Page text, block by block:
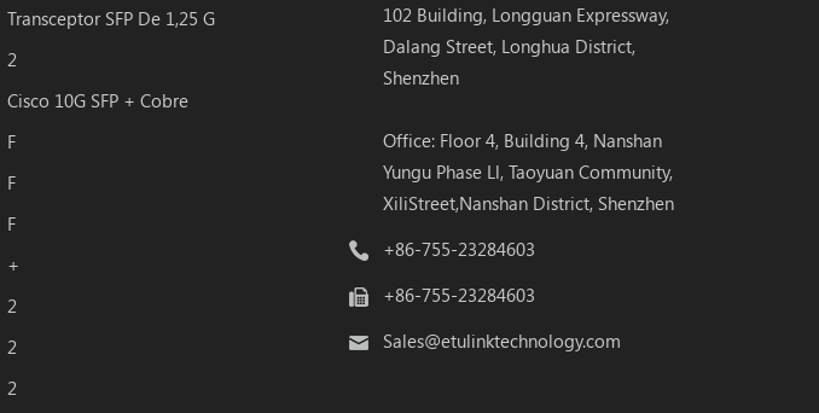
Transceptor SFP De 1,25 G
2
Cisco 10G SFP + Cobre
F
F
F
+
2
2
2
102 Building, Longguan Expressway,
Dalang Street, Longhua District,
Shenzhen
Office: Floor 4, Building 4, Nanshan
Yungu Phase Ll, Taoyuan Community,
XiliStreet,Nanshan District, Shenzhen
+86-755-23284603
+86-755-23284603
Sales@etulinktechnology.com